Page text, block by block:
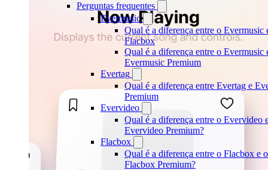
Perguntas frequentes
Evermusic
Qual é a diferença entre o Evermusic
Flacbox
Qual é a diferença entre o Evermusic
Evermusic Premium
Evertag
Qual é a diferença entre Evertag e
Premium
Evervideo
Qual é a diferença entre o Evervideo
Evervideo Premium?
Flacbox
Qual é a diferença entre o Flacbox e o
Flacbox Premium?